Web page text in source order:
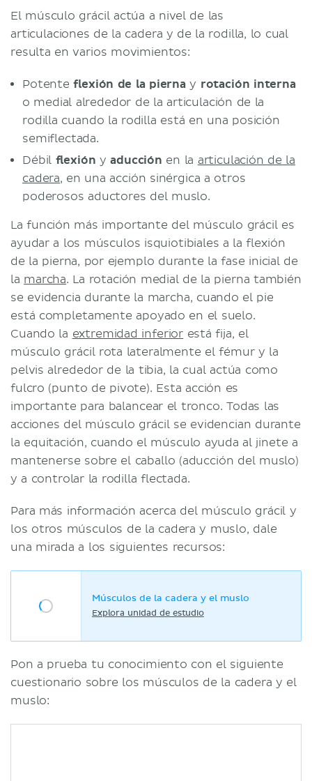
El músculo grácil actúa a nivel de las
articulaciones de la cadera y de la rodilla, lo cual
resulta en varios movimientos:
Potenteflexión de la pierna y rotación interna
o medial alrededor de la articulación de la
rodilla cuando la rodilla está en una posición
semiflectada.
Débil flexión yaducción en la articulación de la
cadera, en una acción sinérgica a otros
poderosos aductores del muslo.
La función más importante del músculo grácil es
ayudar a los músculos isquiotibiales a la flexión
de la pierna, por ejemplo durante la fase inicial de
la marcha. La rotación medial de la pierna también
se evidencia durante la marcha, cuando el pie
está completamente apoyado en el suelo.
Cuando la extremidad inferior está fija, el
músculo grácil rota lateralmente el fémur y la
pelvis alrededor de la tibia, la cual actúa como
fulcro (punto de pivote). Esta acción es
importante para balancear el tronco. Todas las
acciones del músculo grácil se evidencian durante
la equitación, cuando el músculo ayuda al jinete a
mantenerse sobre el caballo (aducción del muslo)
y a controlar la rodilla flectada.
Para más información acerca del músculo grácil y
los otros músculos de la cadera y muslo, dale
una mirada a los siguientes recursos:
Músculos de la cadera y el muslo
Explora unidad de estudio
Pon a prueba tu conocimiento con el siguiente
cuestionario sobre los músculos de la cadera y el
muslo: